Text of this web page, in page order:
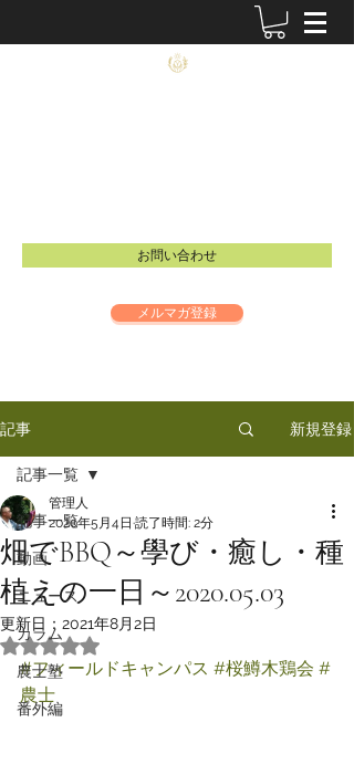
お問い合わせ
メルマガ登録
記事 新規登録
記事一覧
動画
ニュース
カラム
農士塾
番外編
記事一覧
畑でBBQ～學び・癒し・種
植えの一日～2020.05.03
管理人
2020年5月4日 読了時間: 2分
更新日： 2021年8月2日
5つ星のうちNaNと評価されています。
#フィールドキャンパス #桜鱒木鶏会 #
農士